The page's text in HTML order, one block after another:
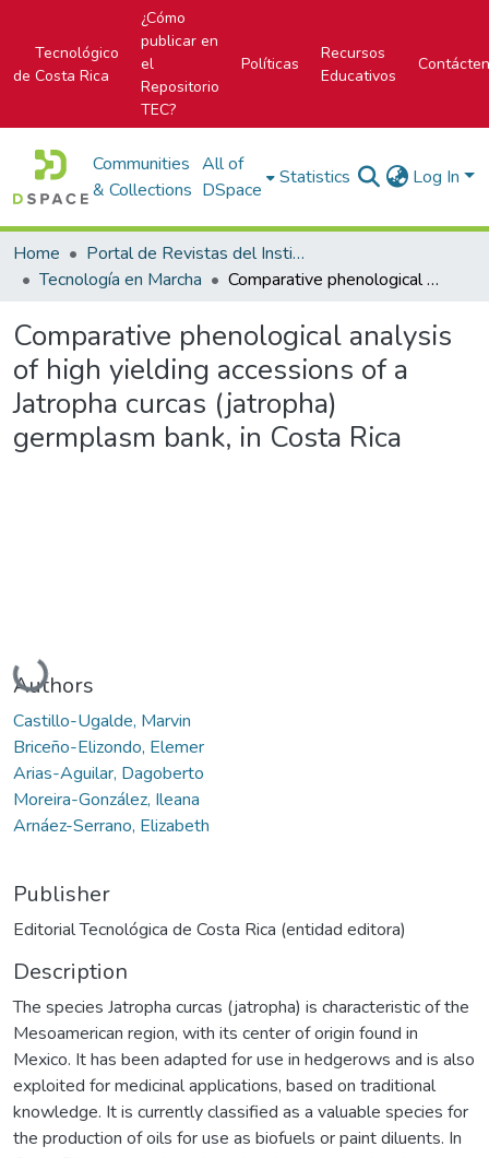
Tecnológico
de Costa Rica
¿Cómo
publicar en
el
Repositorio
TEC?
Políticas
Recursos
Educativos
Communities
& Collections
All of
DSpace
Statistics Log In
Home
Portal de Revistas del Instituto Tecnológico de Costa Rica
Tecnología en Marcha
Comparative phenological analysis of high yielding accessions of a Jatropha curcas (jatropha) germplasm bank, in Costa Rica
Comparative phenological analysis
of high yielding accessions of a
Jatropha curcas (jatropha)
germplasm bank, in Costa Rica
Loading...
Authors
Castillo-Ugalde, Marvin
Briceño-Elizondo, Elemer
Arias-Aguilar, Dagoberto
Moreira-González, Ileana
Arnáez-Serrano, Elizabeth
Publisher
Editorial Tecnológica de Costa Rica (entidad editora)
Description
The species Jatropha curcas (jatropha) is characteristic of the
Mesoamerican region, with its center of origin found in
Mexico. It has been adapted for use in hedgerows and is also
exploited for medicinal applications, based on traditional
knowledge. It is currently classified as a valuable species for
the production of oils for use as biofuels or paint diluents. In